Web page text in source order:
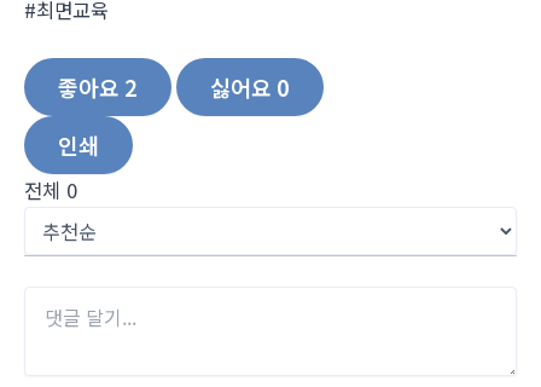
#최면교육
좋아요 2 싫어요 0
인쇄
전체 0